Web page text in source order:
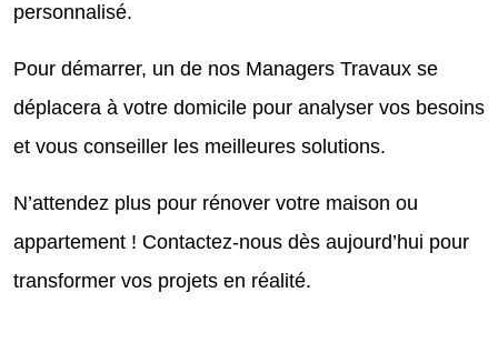
personnalisé.
Pour démarrer, un de nos Managers Travaux se
déplacera à votre domicile pour analyser vos besoins
et vous conseiller les meilleures solutions.
N’attendez plus pour rénover votre maison ou
appartement ! Contactez-nous dès aujourd’hui pour
transformer vos projets en réalité.